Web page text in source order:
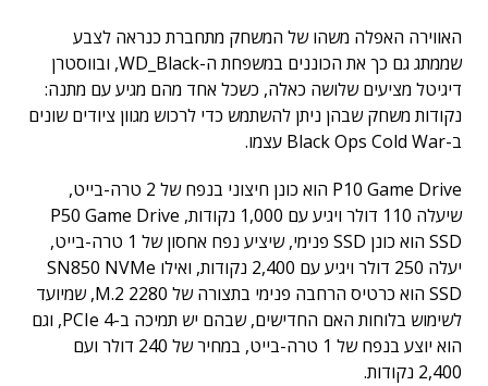
האווירה האפלה משהו של המשחק מתחברת כנראה לצבע
שממתג גם כך את הכוננים במשפחת ה-WD_Black, ובווסטרן
דיגיטל מציעים שלושה כאלה, כשכל אחד מהם מגיע עם מתנה:
נקודות משחק שבהן ניתן להשתמש כדי לרכוש מגוון ציודים שונים
ב-Black Ops Cold War עצמו.
P10 Game Drive הוא כונן חיצוני בנפח של 2 טרה-בייט,
שיעלה 110 דולר ויגיע עם 1,000 נקודות, P50 Game Drive
SSD הוא כונן SSD פנימי, שיציע נפח אחסון של 1 טרה-בייט,
יעלה 250 דולר ויגיע עם 2,400 נקודות, ואילו SN850 NVMe
SSD הוא כרטיס הרחבה פנימי בתצורה של M.2 2280, שמיועד
לשימוש בלוחות האם החדישים, שבהם יש תמיכה ב-PCIe 4, וגם
הוא יוצע בנפח של 1 טרה-בייט, במחיר של 240 דולר ועם
2,400 נקודות.